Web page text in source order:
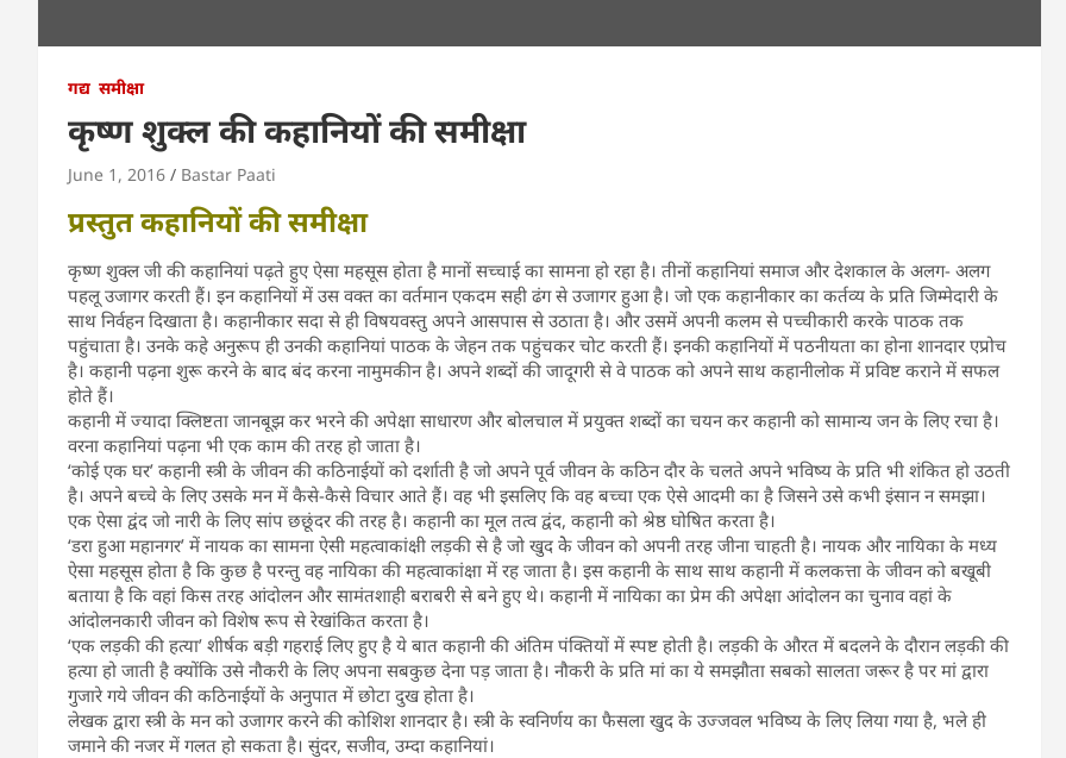
गद्य समीक्षा
कृष्ण शुक्ल की कहानियों की समीक्षा
June 1, 2016 Bastar Paati
प्रस्तुत कहानियों की समीक्षा
कृष्ण शुक्ल जी की कहानियां पढ़ते हुए ऐसा महसूस होता है मानों सच्चाई का सामना हो रहा है। तीनों कहानियां समाज और देशकाल के अलग- अलग
पहलू उजागर करती हैं। इन कहानियों में उस वक्त का वर्तमान एकदम सही ढंग से उजागर हुआ है। जो एक कहानीकार का कर्तव्य के प्रति जिम्मेदारी के
साथ निर्वहन दिखाता है। कहानीकार सदा से ही विषयवस्तु अपने आसपास से उठाता है। और उसमें अपनी कलम से पच्चीकारी करके पाठक तक
पहुंचाता है। उनके कहे अनुरूप ही उनकी कहानियां पाठक के जेहन तक पहुंचकर चोट करती हैं। इनकी कहानियों में पठनीयता का होना शानदार एप्रोच
है। कहानी पढ़ना शुरू करने के बाद बंद करना नामुमकीन है। अपने शब्दों की जादूगरी से वे पाठक को अपने साथ कहानीलोक में प्रविष्ट कराने में सफल
होते हैं।
कहानी में ज्यादा क्लिष्टता जानबूझ कर भरने की अपेक्षा साधारण और बोलचाल में प्रयुक्त शब्दों का चयन कर कहानी को सामान्य जन के लिए रचा है।
वरना कहानियां पढ़ना भी एक काम की तरह हो जाता है।
‘कोई एक घर’ कहानी स्त्री के जीवन की कठिनाईयों को दर्शाती है जो अपने पूर्व जीवन के कठिन दौर के चलते अपने भविष्य के प्रति भी शंकित हो उठती
है। अपने बच्चे के लिए उसके मन में कैसे-कैसे विचार आते हैं। वह भी इसलिए कि वह बच्चा एक ऐसे आदमी का है जिसने उसे कभी इंसान न समझा।
एक ऐसा द्वंद जो नारी के लिए सांप छछूंदर की तरह है। कहानी का मूल तत्व द्वंद, कहानी को श्रेष्ठ घोषित करता है।
‘डरा हुआ महानगर’ में नायक का सामना ऐसी महत्वाकांक्षी लड़की से है जो खुद केे जीवन को अपनी तरह जीना चाहती है। नायक और नायिका के मध्य
ऐसा महसूस होता है कि कुछ है परन्तु वह नायिका की महत्वाकांक्षा में रह जाता है। इस कहानी के साथ साथ कहानी में कलकत्ता के जीवन को बखूबी
बताया है कि वहां किस तरह आंदोलन और सामंतशाही बराबरी से बने हुए थे। कहानी में नायिका का प्रेम की अपेक्षा आंदोलन का चुनाव वहां के
आंदोलनकारी जीवन को विशेष रूप से रेखांकित करता है।
‘एक लड़की की हत्या’ शीर्षक बड़ी गहराई लिए हुए है ये बात कहानी की अंतिम पंक्तियों में स्पष्ट होती है। लड़की के औरत में बदलने के दौरान लड़की की
हत्या हो जाती है क्योंकि उसे नौकरी के लिए अपना सबकुछ देना पड़ जाता है। नौकरी के प्रति मां का ये समझौता सबको सालता जरूर है पर मां द्वारा
गुजारे गये जीवन की कठिनाईयों के अनुपात में छोटा दुख होता है।
लेखक द्वारा स्त्री के मन को उजागर करने की कोशिश शानदार है। स्त्री के स्वनिर्णय का फैसला खुद के उज्जवल भविष्य के लिए लिया गया है, भले ही
जमाने की नजर में गलत हो सकता है। सुंदर, सजीव, उम्दा कहानियां।